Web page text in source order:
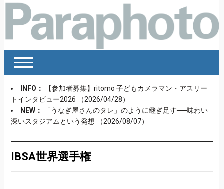
INFO：
【参加者募集】ritomo 子どもカメラマン・アスリー
トインタビュー2026
（2026/04/28）
NEW：
「うなぎ屋さんのタレ」のように継ぎ足す──味わい
深いスタジアムという発想
（2026/08/07）
IBSA世界選手権